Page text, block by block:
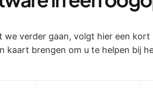
we verder gaan, volgt hier een
kaart brengen om u te helpen bij